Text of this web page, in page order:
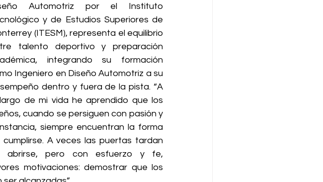
Automotriz por el Instituto
y de Estudios Superiores de
(ITESM), representa el equilibrio
talento deportivo y preparación
integrando su formación
Ingeniero en Diseño Automotriz a su
dentro y fuera de la pista. “A
de mi vida he aprendido que los
cuando se persiguen con pasión y
siempre encuentran la forma
cumplirse. A veces las puertas tardan
abrirse, pero con esfuerzo y fe,
motivaciones: demostrar que los